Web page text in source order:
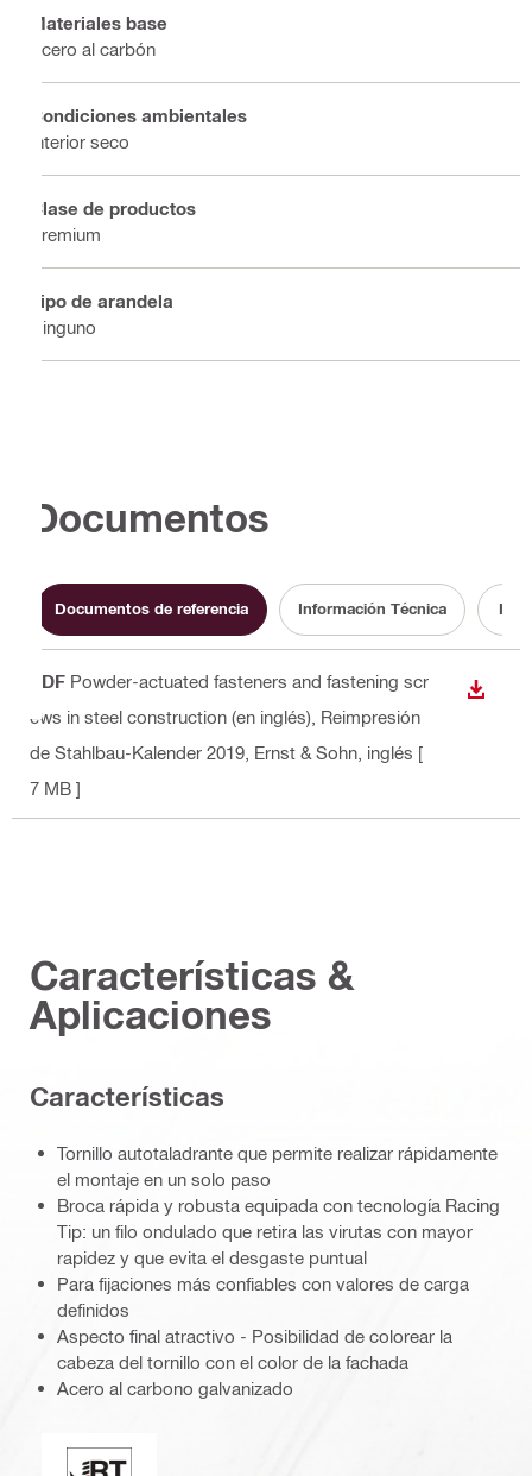
Materiales base
Acero al carbón
Condiciones ambientales
Interior seco
Clase de productos
Premium
Tipo de arandela
Ninguno
Documentos
Documentos de referencia Información Técnica
PDF Powder-actuated fasteners and fastening scr
ews in steel construction (en inglés), Reimpresión
de Stahlbau-Kalender 2019, Ernst & Sohn , inglés [
7 MB ]
Características &
Aplicaciones
Características
Tornillo autotaladrante que permite realizar rápidamente
el montaje en un solo paso
Broca rápida y robusta equipada con tecnología Racing
Tip: un filo ondulado que retira las virutas con mayor
rapidez y que evita el desgaste puntual
Para fijaciones más confiables con valores de carga
definidos
Aspecto final atractivo - Posibilidad de colorear la
cabeza del tornillo con el color de la fachada
Acero al carbono galvanizado
Sellado perfecto / punta "racing"